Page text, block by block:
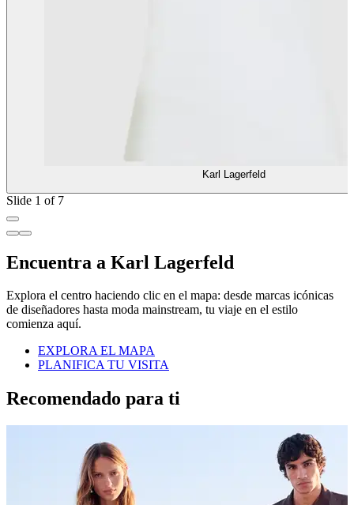
Karl Lagerfeld
Slide 1 of 7
Encuentra a Karl Lagerfeld
Explora el centro haciendo clic en el mapa: desde marcas icónicas
de diseñadores hasta moda mainstream, tu viaje en el estilo
comienza aquí.
EXPLORA EL MAPA
PLANIFICA TU VISITA
Recomendado para ti